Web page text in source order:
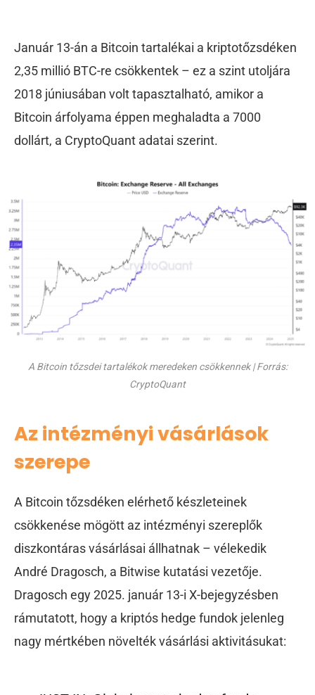
Január 13-án a Bitcoin tartalékai a kriptotőzsdéken
2,35 millió BTC-re csökkentek – ez a szint utoljára
2018 júniusában volt tapasztalható, amikor a
Bitcoin árfolyama éppen meghaladta a 7000
dollárt, a CryptoQuant adatai szerint.
A Bitcoin tőzsdei tartalékok meredeken csökkennek | Forrás:
CryptoQuant
Az intézményi vásárlások
szerepe
A Bitcoin tőzsdéken elérhető készleteinek
csökkenése mögött az intézményi szereplők
diszkontáras vásárlásai állhatnak – vélekedik
André Dragosch, a Bitwise kutatási vezetője.
Dragosch egy 2025. január 13-i X-bejegyzésben
rámutatott, hogy a kriptós hedge fundok jelenleg
nagy mértkében növelték vásárlási aktivitásukat: